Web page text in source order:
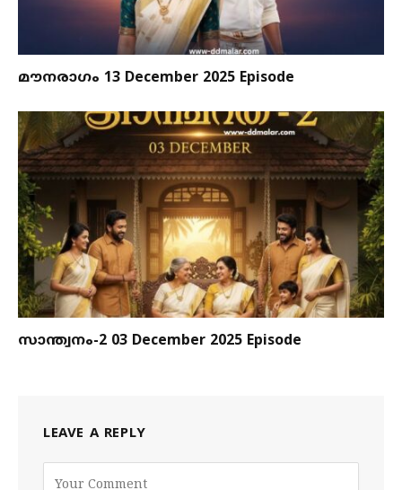
മൗനരാഗം 13 December 2025 Episode
സാന്ത്വനം-2 03 December 2025 Episode
LEAVE A REPLY